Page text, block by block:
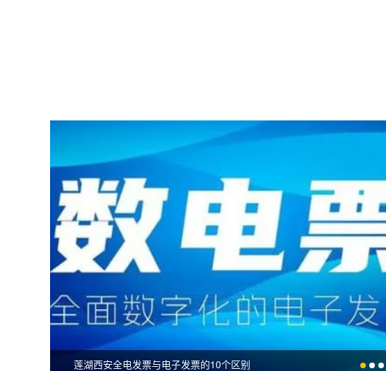
莲湖西安全电发票与电子发票的10个区别